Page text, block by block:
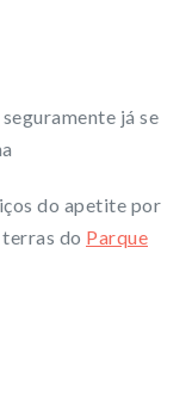
seguramente já se
do apetite por
do Parque